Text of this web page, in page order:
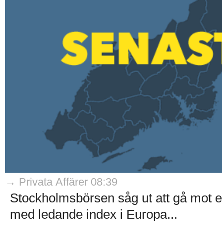
→ Privata Affärer 08:39
Stockholmsbörsen såg ut att gå mot
med ledande index i Europa...